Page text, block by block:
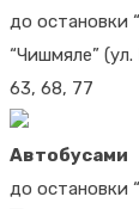
до остановки
“Чишмяле”
63, 68, 77
Автобусами
до остановки